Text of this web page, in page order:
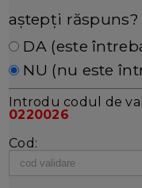
aștepți răspuns?
DA (este
NU (nu este
Introdu codul de
0220026
Cod: